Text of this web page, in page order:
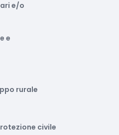
e/o
e
rurale
civile